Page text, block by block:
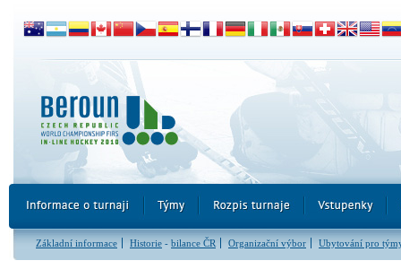
Základní informace Historie - bilance ČR Organizační výbor Ubytování pro